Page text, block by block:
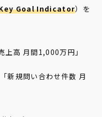
Goal Indicator）を
上高 月間1,000万円」
新規問い合わせ件数 月